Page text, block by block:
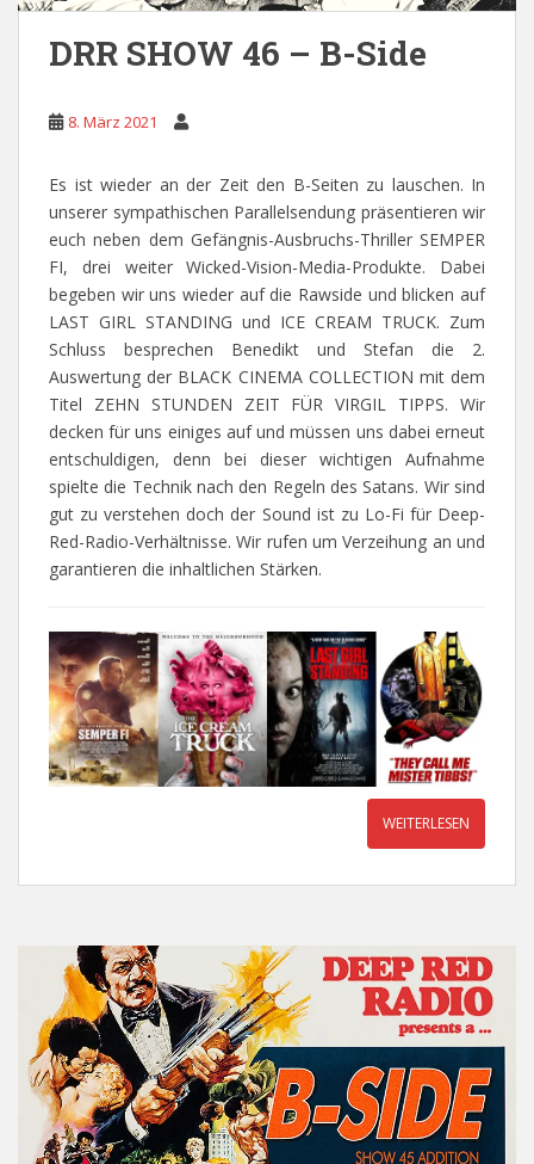
DRR SHOW 46 – B-Side
8. März 2021
Es ist wieder an der Zeit den B-Seiten zu lauschen. In
unserer sympathischen Parallelsendung präsentieren wir
euch neben dem Gefängnis-Ausbruchs-Thriller SEMPER
FI, drei weiter Wicked-Vision-Media-Produkte. Dabei
begeben wir uns wieder auf die Rawside und blicken auf
LAST GIRL STANDING und ICE CREAM TRUCK. Zum
Schluss besprechen Benedikt und Stefan die 2.
Auswertung der BLACK CINEMA COLLECTION mit dem
Titel ZEHN STUNDEN ZEIT FÜR VIRGIL TIPPS. Wir
decken für uns einiges auf und müssen uns dabei erneut
entschuldigen, denn bei dieser wichtigen Aufnahme
spielte die Technik nach den Regeln des Satans. Wir sind
gut zu verstehen doch der Sound ist zu Lo-Fi für Deep-
Red-Radio-Verhältnisse. Wir rufen um Verzeihung an und
garantieren die inhaltlichen Stärken.
WEITERLESEN